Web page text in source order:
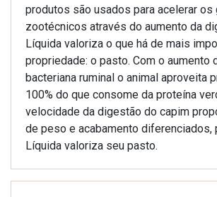
produtos são usados para acelerar os
zootécnicos através do aumento da
Líquida valoriza o que há de mais
propriedade: o pasto. Com o aumento
bacteriana ruminal o animal aproveita
100% do que consome da proteína
velocidade da digestão do capim
de peso e acabamento diferenciados,
Líquida valoriza seu pasto.